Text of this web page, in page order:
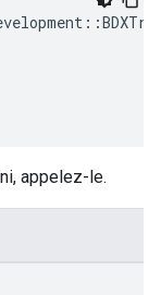
appelez-le.